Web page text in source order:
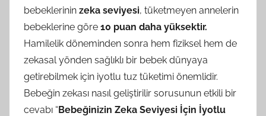
bebeklerinin zeka seviyesi, tüketmeyen annelerin
bebeklerine göre 10 puan daha yüksektir.
Hamilelik döneminden sonra hem fiziksel hem de
zekasal yönden sağlıklı bir bebek dünyaya
getirebilmek için iyotlu tuz tüketimi önemlidir.
Bebeğin zekası nasıl geliştirilir sorusunun etkili bir
cevabı “Bebeğinizin Zeka Seviyesi İçin İyotlu